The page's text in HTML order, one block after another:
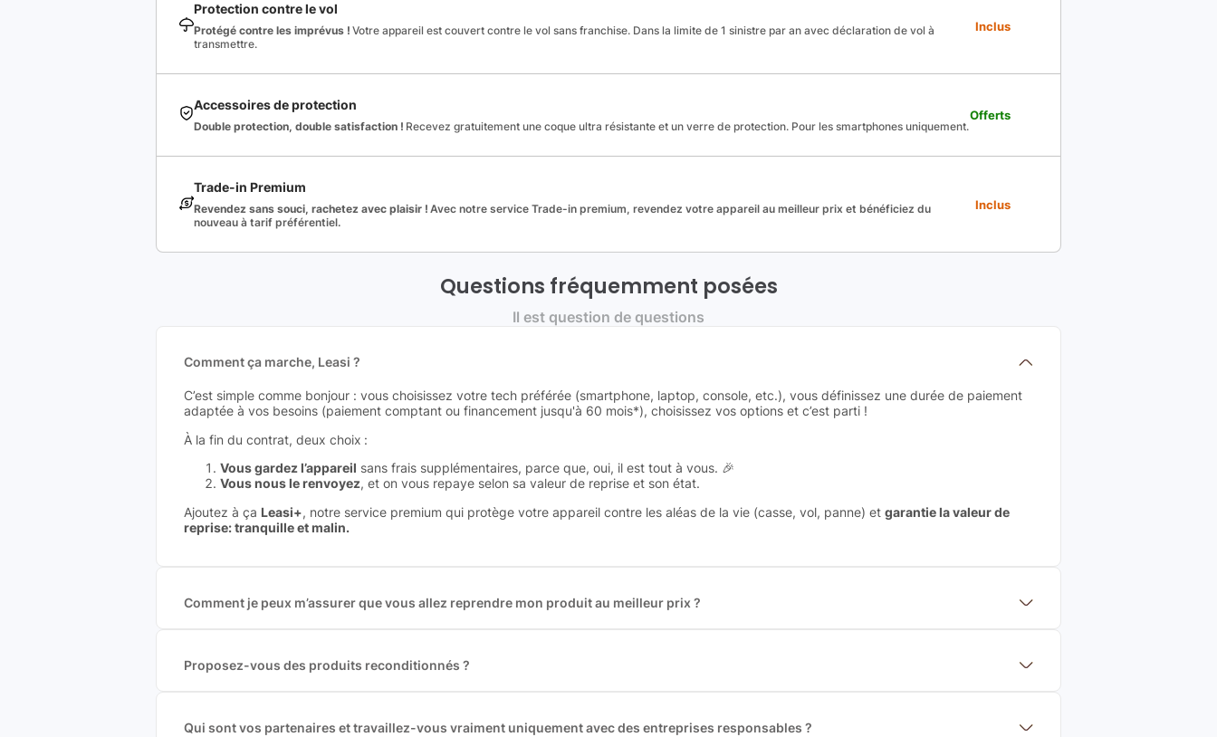
Protection contre le vol
Protégé contre les imprévus ! Votre appareil est couvert contre le vol sans franchise. Dans la limite de 1 sinistre par an avec déclaration de vol à
transmettre.
Inclus
Accessoires de protection
Double protection, double satisfaction ! Recevez gratuitement une coque ultra résistante et un verre de protection. Pour les smartphones uniquement.
Offerts
Trade-in Premium
Revendez sans souci, rachetez avec plaisir ! Avec notre service Trade-in premium, revendez votre appareil au meilleur prix et bénéficiez du
nouveau à tarif préférentiel.
Inclus
Questions fréquemment posées
Il est question de questions
Comment ça marche, Leasi ?
C’est simple comme bonjour : vous choisissez votre tech préférée (smartphone, laptop, console, etc.), vous définissez une durée de paiement
adaptée à vos besoins (paiement comptant ou financement jusqu'à 60 mois*), choisissez vos options et c’est parti !
À la fin du contrat, deux choix :
Vous gardez l’appareil sans frais supplémentaires, parce que, oui, il est tout à vous. 🎉
Vous nous le renvoyez, et on vous repaye selon sa valeur de reprise et son état.
Ajoutez à ça Leasi+, notre service premium qui protège votre appareil contre les aléas de la vie (casse, vol, panne) et garantie la valeur de
reprise: tranquille et malin.
Comment je peux m’assurer que vous allez reprendre mon produit au meilleur prix ?
Proposez-vous des produits reconditionnés ?
Qui sont vos partenaires et travaillez-vous vraiment uniquement avec des entreprises responsables ?